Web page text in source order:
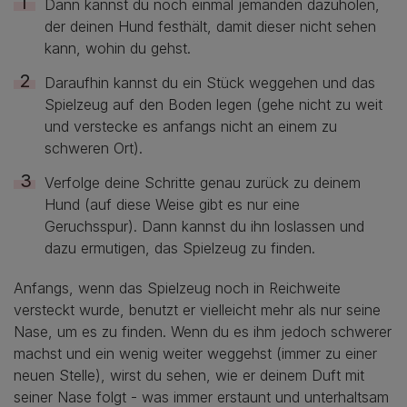
Dann kannst du noch einmal jemanden dazuholen,
der deinen Hund festhält, damit dieser nicht sehen
kann, wohin du gehst.
Daraufhin kannst du ein Stück weggehen und das
Spielzeug auf den Boden legen (gehe nicht zu weit
und verstecke es anfangs nicht an einem zu
schweren Ort).
Verfolge deine Schritte genau zurück zu deinem
Hund (auf diese Weise gibt es nur eine
Geruchsspur). Dann kannst du ihn loslassen und
dazu ermutigen, das Spielzeug zu finden.
Anfangs, wenn das Spielzeug noch in Reichweite
versteckt wurde, benutzt er vielleicht mehr als nur seine
Nase, um es zu finden. Wenn du es ihm jedoch schwerer
machst und ein wenig weiter weggehst (immer zu einer
neuen Stelle), wirst du sehen, wie er deinem Duft mit
seiner Nase folgt - was immer erstaunt und unterhaltsam